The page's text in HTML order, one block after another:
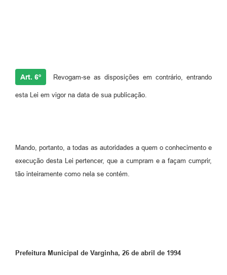
Art. 6º Revogam-se as disposições em contrário, entrando
esta Lei em vigor na data de sua publicação.
Mando, portanto, a todas as autoridades a quem o conhecimento e
execução desta Lei pertencer, que a cumpram e a façam cumprir,
tão inteiramente como nela se contém.
Prefeitura Municipal de Varginha, 26 de abril de 1994